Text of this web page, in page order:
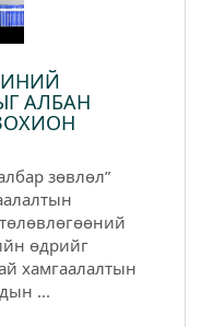
АЛБАН
зөвлөл”
өдрийг
хамгаалалтын
...